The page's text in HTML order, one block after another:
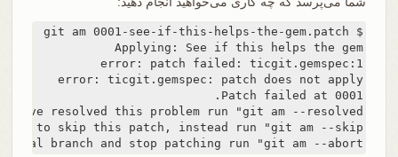
$ git am 0001-see-if-this-helps-the-gem.patch
Applying: See if this helps the gem
error: patch failed: ticgit.gemspec:1
error: ticgit.gemspec: patch does not apply
branch and stop patching run "git am --abort".